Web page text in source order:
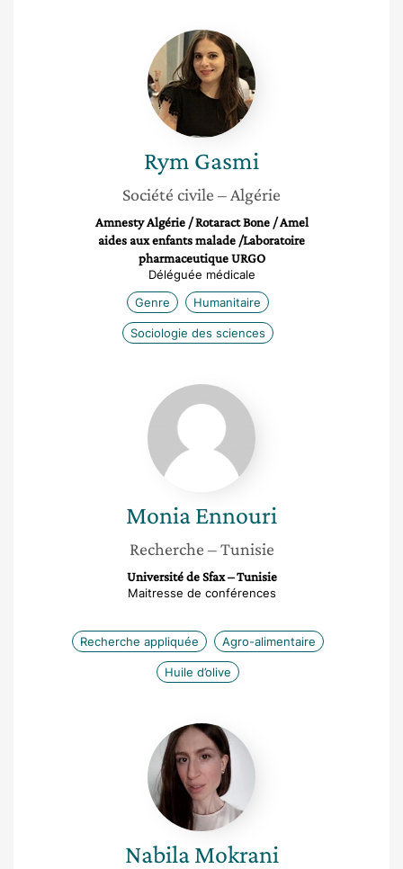
Rym
Gasmi
Rym Gasmi
Société civile – Algérie
Amnesty Algérie / Rotaract Bone / Amel
aides aux enfants malade /Laboratoire
pharmaceutique URGO
Déléguée médicale
Genre
Humanitaire
Sociologie des sciences
Monia
Ennouri
MoniaEnnouri
Recherche – Tunisie
Université de Sfax – Tunisie
Maitresse de conférences
Recherche appliquée Agro-alimentaire
Huile d’olive
Nabila
Mokrani
Nabila Mokrani